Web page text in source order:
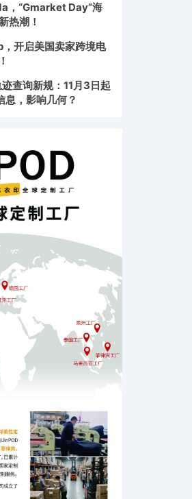
，“Gmarket Day”海
热潮！
开启美国卖家跨境电
查询新规：11月3日起
息，影响几何？